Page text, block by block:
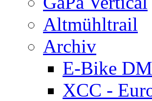
Altmühltrail
Archiv
E-Bike DM
XCC -